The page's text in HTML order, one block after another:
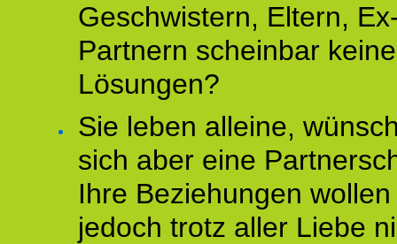
Geschwistern, Eltern,
Partnern scheinbar keine
Lösungen?
Sie leben alleine,
sich aber eine
Ihre Beziehungen wollen
jedoch trotz aller Liebe